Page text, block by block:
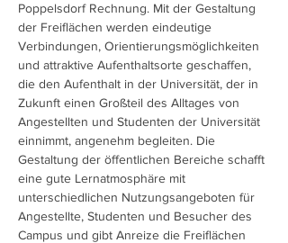
Poppelsdorf Rechnung. Mit der Gestaltung
der Freiflächen werden eindeutige
Verbindungen, Orientierungsmöglichkeiten
und attraktive Aufenthaltsorte geschaffen,
die den Aufenthalt in der Universität, der in
Zukunft einen Großteil des Alltages von
Angestellten und Studenten der Universität
einnimmt, angenehm begleiten. Die
Gestaltung der öffentlichen Bereiche schafft
eine gute Lernatmosphäre mit
unterschiedlichen Nutzungsangeboten für
Angestellte, Studenten und Besucher des
Campus und gibt Anreize die Freiflächen